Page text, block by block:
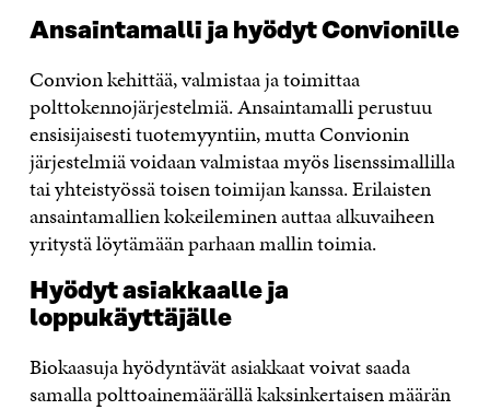
Ansaintamalli ja hyödyt Convionille
Convion kehittää, valmistaa ja toimittaa
polttokennojärjestelmiä. Ansaintamalli perustuu
ensisijaisesti tuotemyyntiin, mutta Convionin
järjestelmiä voidaan valmistaa myös lisenssimallilla
tai yhteistyössä toisen toimijan kanssa. Erilaisten
ansaintamallien kokeileminen auttaa alkuvaiheen
yritystä löytämään parhaan mallin toimia.
Hyödyt asiakkaalle ja
loppukäyttäjälle
Biokaasuja hyödyntävät asiakkaat voivat saada
samalla polttoainemäärällä kaksinkertaisen määrän